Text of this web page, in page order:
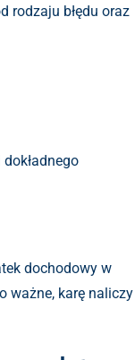
rodzaju błędu oraz
dochodowy w
ważne, karę naliczy